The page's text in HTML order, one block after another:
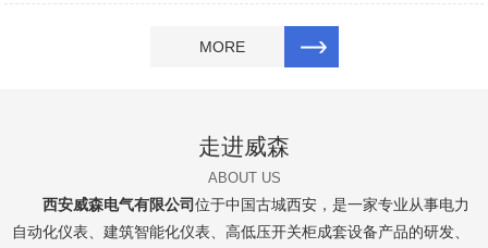
MORE
走进威森
ABOUT US
西安威森电气有限公司位于中国古城西安，是一家专业从事电力
自动化仪表、建筑智能化仪表、高低压开关柜成套设备产品的研发、